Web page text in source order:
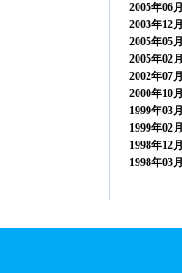
2005年06月
2003年12月
2005年05月
2005年02月
2002年07月
2000年10月
1999年03月
1999年02月
1998年12月
1998年03月